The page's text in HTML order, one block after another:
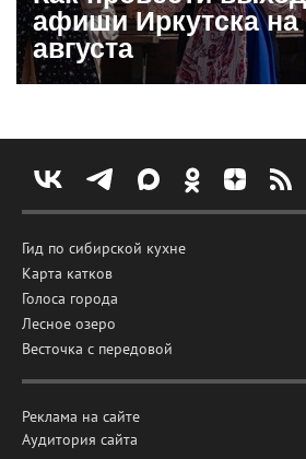
афиши Иркутска на
августа
Гид по сибирской кухне
Карта катков
Голоса города
Лесное озеро
Весточка с передовой
Реклама на сайте
Аудитория сайта